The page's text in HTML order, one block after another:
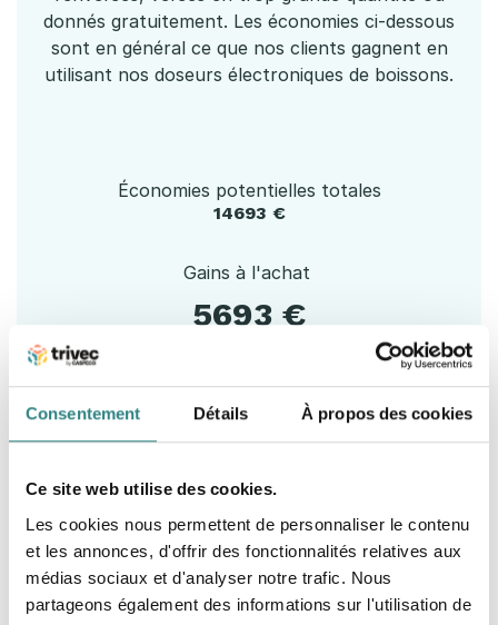
Consentement Détails À propos des cookies
Ce site web utilise des cookies.
Les cookies nous permettent de personnaliser le contenu
et les annonces, d'offrir des fonctionnalités relatives aux
médias sociaux et d'analyser notre trafic. Nous
partageons également des informations sur l'utilisation de
donnés gratuitement. Les économies ci-dessous
sont en général ce que nos clients gagnent en
utilisant nos doseurs électroniques de boissons.
Économies potentielles totales
14693 €
Gains à l'achat
5693 €
Gains dans les facturations clients
9000 €
pas à acheter le même nombre de bouteilles et de
serions ravis de vous parler et de voir comment nous
pouvons vous aider.